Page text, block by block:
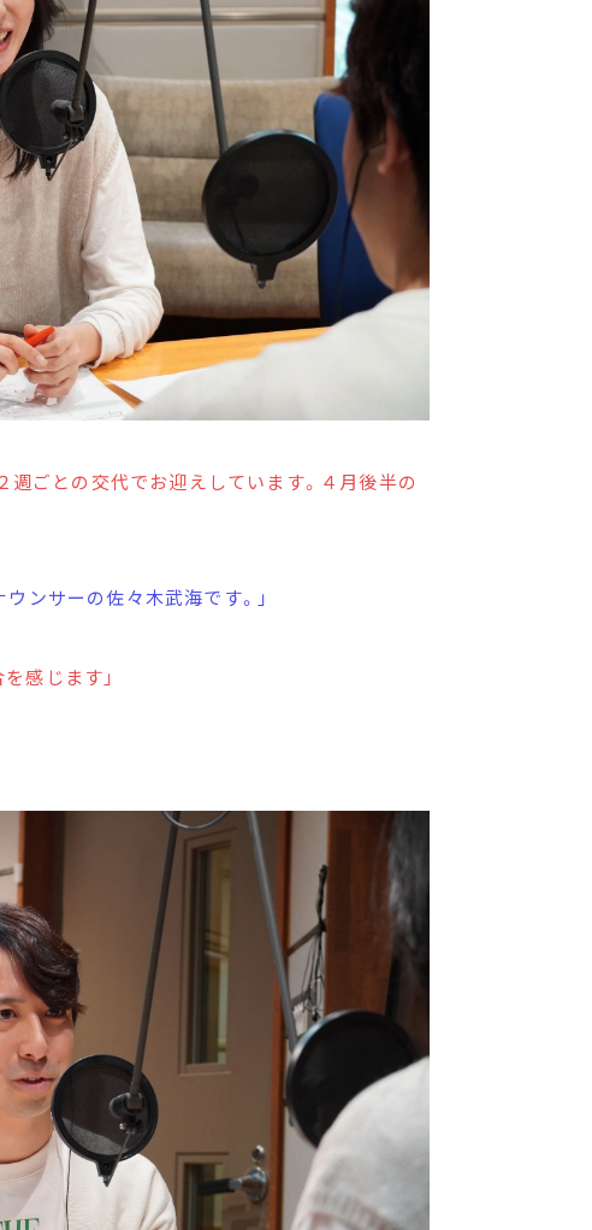
ごとの交代でお迎えしています。４月後半の
ンサーの佐々木武海です。」
感じます」